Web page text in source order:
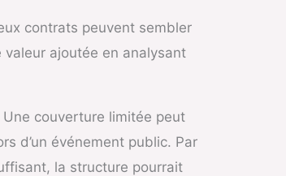
contrats peuvent sembler
valeur ajoutée en analysant
couverture limitée peut
d’un événement public. Par
la structure pourrait